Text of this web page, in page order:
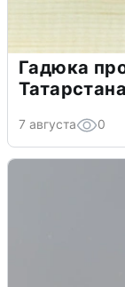
Гадюка
7 августа 0